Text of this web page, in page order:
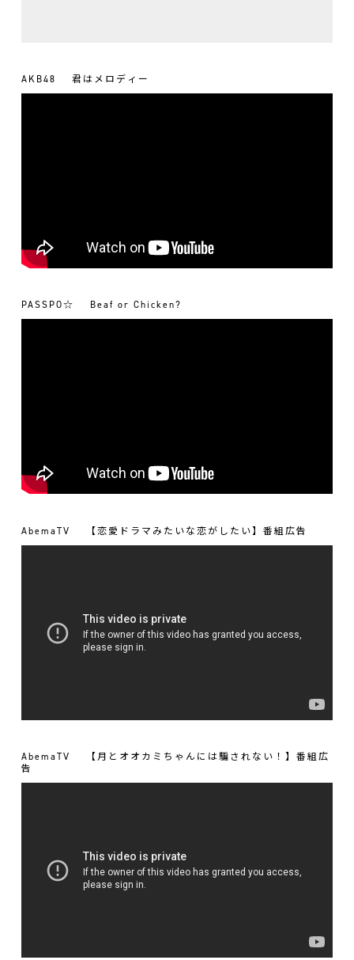
AKB48 君はメロディー
PASSPO☆ Beaf or Chicken?
AbemaTV 【恋愛ドラマみたいな恋がしたい】番組広告
AbemaTV
【月とオオカミちゃんには騙されない！】番組広
告